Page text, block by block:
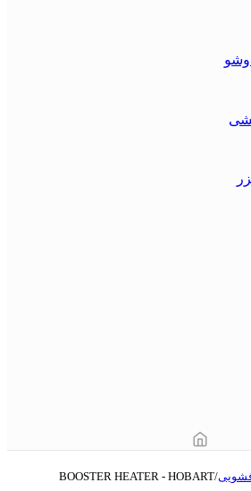
/
BOOSTER HEATER - HOBART